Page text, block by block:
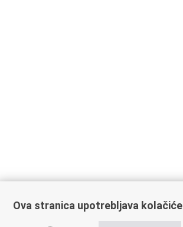
Važne poveznice
Ova stranica upotrebljava kolačiće